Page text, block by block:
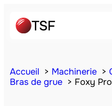
Accueil Machinerie
Bras de grue
Foxy